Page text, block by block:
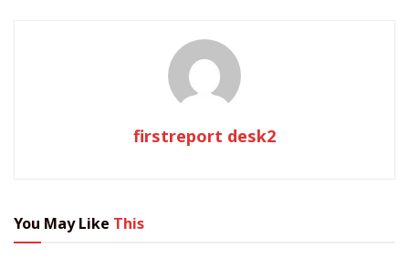
firstreport desk2
You May Like This